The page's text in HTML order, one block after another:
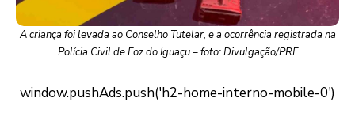
A criança foi levada ao Conselho Tutelar, e a ocorrência registrada na
Polícia Civil de Foz do Iguaçu – foto: Divulgação/PRF